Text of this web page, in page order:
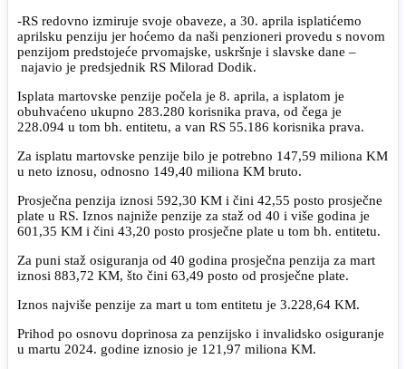
-RS redovno izmiruje svoje obaveze, a 30. aprila isplatićemo
aprilsku penziju jer hoćemo da naši penzioneri provedu s novom
penzijom predstojeće prvomajske, uskršnje i slavske dane –
najavio je predsjednik RS Milorad Dodik.
Isplata martovske penzije počela je 8. aprila, a isplatom je
obuhvaćeno ukupno 283.280 korisnika prava, od čega je
228.094 u tom bh. entitetu, a van RS 55.186 korisnika prava.
Za isplatu martovske penzije bilo je potrebno 147,59 miliona KM
u neto iznosu, odnosno 149,40 miliona KM bruto.
Prosječna penzija iznosi 592,30 KM i čini 42,55 posto prosječne
plate u RS. Iznos najniže penzije za staž od 40 i više godina je
601,35 KM i čini 43,20 posto prosječne plate u tom bh. entitetu.
Za puni staž osiguranja od 40 godina prosječna penzija za mart
iznosi 883,72 KM, što čini 63,49 posto od prosječne plate.
Iznos najviše penzije za mart u tom entitetu je 3.228,64 KM.
Prihod po osnovu doprinosa za penzijsko i invalidsko osiguranje
u martu 2024. godine iznosio je 121,97 miliona KM.